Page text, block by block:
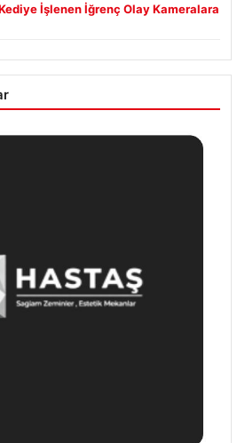
İşlenen İğrenç Olay Kameralara